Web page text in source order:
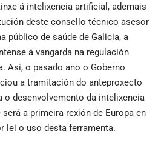
á intelixencia artificial, ademais
deste consello técnico asesor
público de saúde de Galicia, a
á vangarda na regulación
Así, o pasado ano o Goberno
a tramitación do anteproxecto
o desenvolvemento da intelixencia
a primeira rexión de Europa en
lei o uso desta ferramenta.